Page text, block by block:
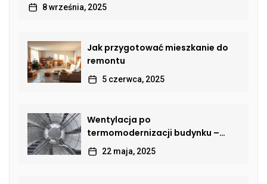
8 września, 2025
Jak przygotować mieszkanie do
remontu
5 czerwca, 2025
Wentylacja po
termomodernizacji budynku –
jak przywrócić sprawną wymianę
powietrza?
22 maja, 2025